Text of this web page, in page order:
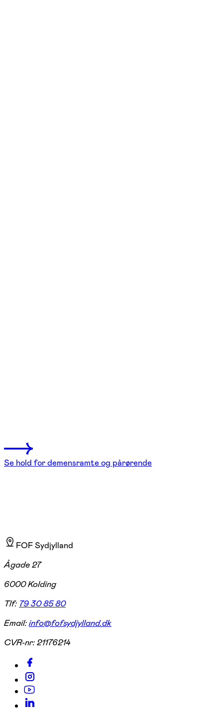
Se hold for demensramte og pårørende
FOF Sydjylland
Ågade 27
6000 Kolding
Tlf: 79 30 85 80
Email:info@fofsydjylland.dk
CVR-nr:21176214